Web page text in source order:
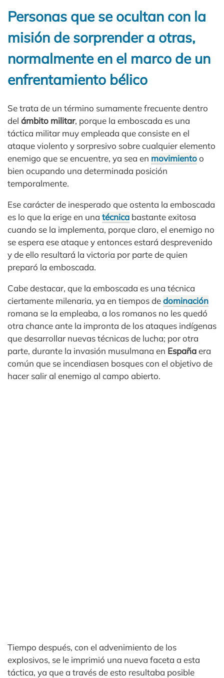
Personas que se ocultan con la
misión de sorprender a otras,
normalmente en el marco de un
enfrentamiento bélico
Se trata de un término sumamente frecuente dentro
del ámbito militar, porque la emboscada es una
táctica militar muy empleada que consiste en el
ataque violento y sorpresivo sobre cualquier elemento
enemigo que se encuentre, ya sea en movimientoo
bien ocupando una determinada posición
temporalmente.
Ese carácter de inesperado que ostenta la emboscada
es lo que la erige en una técnica bastante exitosa
cuando se la implementa, porque claro, el enemigo no
se espera ese ataque y entonces estará desprevenido
y de ello resultará la victoria por parte de quien
preparó la emboscada.
Cabe destacar, que la emboscada es una técnica
ciertamente milenaria, ya en tiempos dedominación
romana se la empleaba, a los romanos no les quedó
otra chance ante la impronta de los ataques indígenas
que desarrollar nuevas técnicas de lucha; por otra
parte, durante la invasión musulmana en Españaera
común que se incendiasen bosques con el objetivo de
hacer salir al enemigo al campo abierto.
Tiempo después, con el advenimiento de los
explosivos, se le imprimió una nueva faceta a esta
táctica, ya que a través de esto resultaba posible